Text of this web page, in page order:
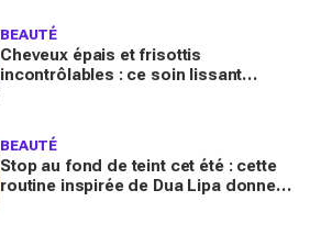
BEAUTÉ
Cheveux épais et frisottis
incontrôlables : ce soin lissant
BEAUTÉ
Stop au fond de teint cet été : cette
routine inspirée de Dua Lipa donne